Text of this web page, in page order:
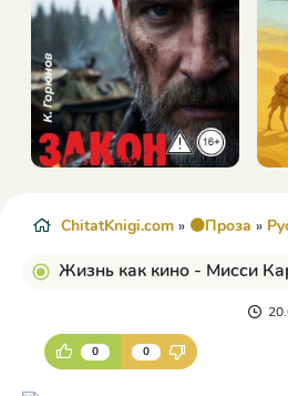
ChitatKnigi.com » 🟠Проза »
Жизнь как кино - Мисси
0 0